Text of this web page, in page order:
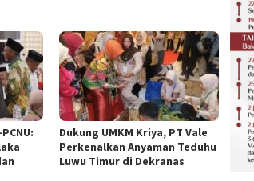
Dukung UMKM Kriya, PT Vale
Perkenalkan Anyaman Teduhu
Luwu Timur di Dekranas